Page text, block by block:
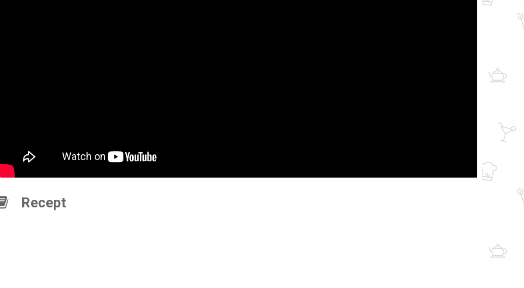
Recept